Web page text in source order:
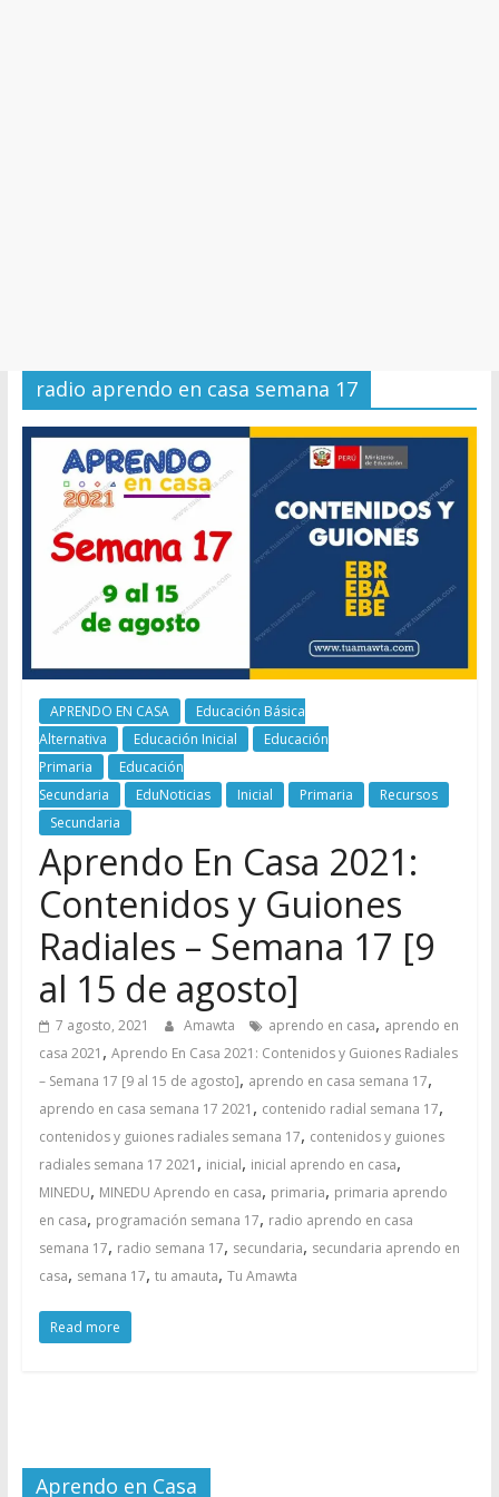
radio aprendo en casa semana 17
APRENDO EN CASA
Educación Básica
Alternativa
Educación Inicial
Educación
Primaria
Educación
Secundaria
EduNoticias Inicial Primaria
Recursos
Secundaria
Aprendo En Casa 2021:
Contenidos y Guiones
Radiales – Semana 17 [9
al 15 de agosto]
7 agosto, 2021 Amawta aprendo en casa, aprendo en
casa 2021 , Aprendo En Casa 2021: Contenidos y Guiones Radiales
– Semana 17 [9 al 15 de agosto], aprendo en casa semana 17,
aprendo en casa semana 17 2021 , contenido radial semana 17,
contenidos y guiones radiales semana 17, contenidos y guiones
radiales semana 17 2021 , inicial, inicial aprendo en casa,
MINEDU, MINEDU Aprendo en casa, primaria, primaria aprendo
en casa, programación semana 17, radio aprendo en casa
semana 17, radio semana 17, secundaria, secundaria aprendo en
casa, semana 17, tu amauta, Tu Amawta
Read more
Aprendo en Casa